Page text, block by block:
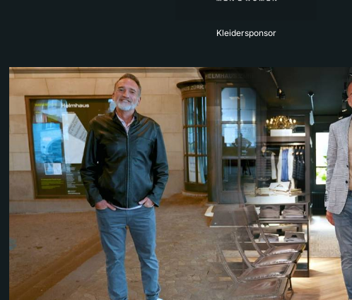
Kleidersponsor